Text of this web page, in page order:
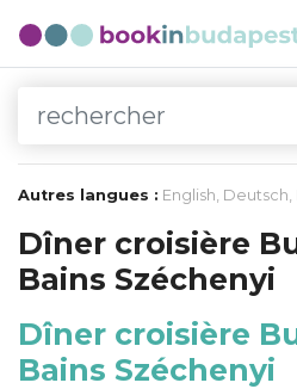
Autres langues : English, Deutsch,
Dîner croisière
Bains Széchenyi
Dîner croisière
Bains Széchenyi